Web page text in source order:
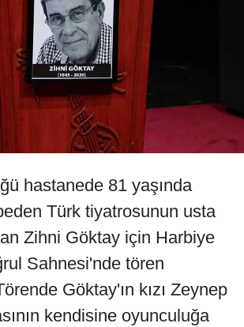
hastanede 81 yaşında
Türk tiyatrosunun usta
Zihni Göktay için Harbiye
Sahnesi'nde tören
Göktay'ın kızı Zeynep
kendisine oyunculuğa